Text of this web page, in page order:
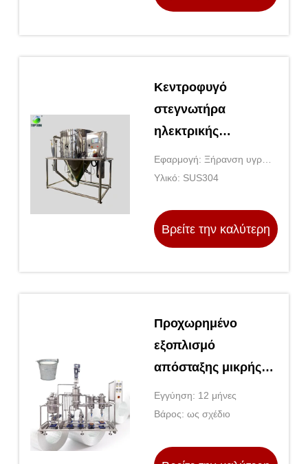
Κεντροφυγό
στεγνωτήρα
ηλεκτρικής
θερμότητας για
σκόνη 100kg
Εφαρμογή: Ξήρανση υγρών
υλικών Υλικό: SUS304
Βρείτε την καλύτερη
Προχωρημένο
εξοπλισμό
απόσταξης μικρής
διαδρομής για
αιθέρια έλαια
εύρος θερμοκρασίας
Εγγύηση: 12 μήνες
Βάρος: ως σχέδιο